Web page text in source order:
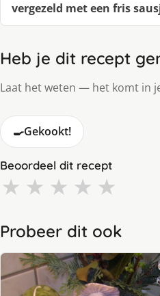
vergezeld met een fris
Heb je dit recept
Laat het weten — het komt in
🍳Gekookt!
Beoordeel dit recept
★ ★ ★ ★ ★
Probeer dit ook